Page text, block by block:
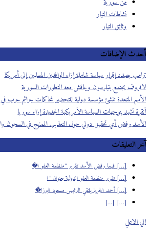
نشاطات التيار
وثائق التيار
أحدث الإضافات
ترامب بصدد إقرار سياسة شاملة إزاء الوافدين المسلمين إلى أمريكا
لافروف يجتمع بتيلرسون ويناقش معه التطورات السورية
الأمم المتحدة تنشئ مؤسسة دولية للتحضير لمحاكمات جرائم حرب في
أنقرة تشيد بتوجهات السياسة الأمريكية الجديدة إزاء سوريا
الأسد يرفض أي تحقيق دولي حول التعذيب الممنهج في السجون
آخر التعليقات
[…] فيما رفض الأسد تقرير “منظمة العفو ا�
[…] تقرير منظمة العفو الدولية بعنوان “ا
[…] أحمد الجربا يلتقي الرئيس مسعود البرزا�
[…] […]
الي الاعلي